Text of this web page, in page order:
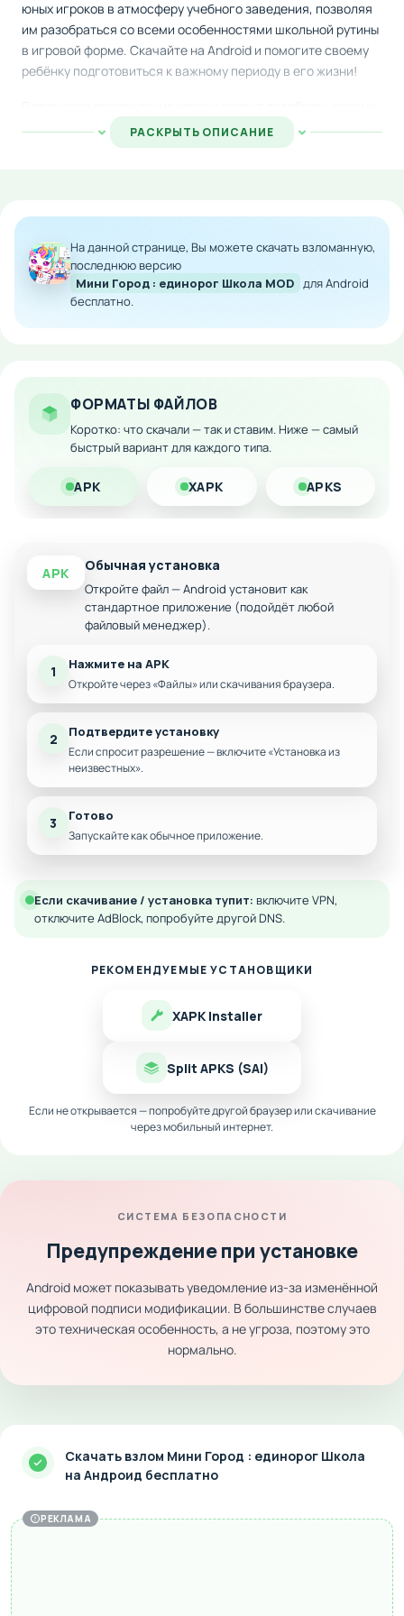
юных игроков в атмосферу учебного заведения, позволяя
им разобраться со всеми особенностями школьной рутины
в игровой форме. Скачайте на Android и помогите своему
ребёнку подготовиться к важному периоду в его жизни!
персонажу школьную одежду, собрать полный набор
необходимых принадлежностей и портфель, а также
Прогулка по различным учебным зонам принесёт радость
благодаря оригинальным мини-заданиям и головоломкам.
Ребёнок будет развивать логику, внимательность и
познавательные способности, не скучая ни секунды!
Полная свобода в выборе школьной формы и
Множество интерактивных локаций с
уникальным оформлением
Занимательные мини-игры и развивающие
Отсутствие в-приложений и агрессивной
рекламы
РАСКРЫТЬ ОПИСАНИЕ
На данной странице, Вы можете скачать взломанную,
последнюю версию
Мини Город : единорог Школа MOD для Android
бесплатно.
ФОРМАТЫ ФАЙЛОВ
Коротко: что скачали — так и ставим. Ниже — самый
быстрый вариант для каждого типа.
APK XAPK APKS
APK Обычная установка
Откройте файл — Android установит как
стандартное приложение (подойдёт любой
файловый менеджер).
1 Нажмите на APK
Откройте через «Файлы» или скачивания браузера.
2 Подтвердите установку
Если спросит разрешение — включите «Установка из
неизвестных».
3 Готово
Запускайте как обычное приложение.
Если скачивание / установка тупит: включите VPN,
отключите AdBlock, попробуйте другой DNS.
РЕКОМЕНДУЕМЫЕ УСТАНОВЩИКИ
XAPK Installer
Split APKS (SAI)
Если не открывается — попробуйте другой браузер или скачивание
через мобильный интернет.
СИСТЕМА БЕЗОПАСНОСТИ
Предупреждение при установке
Android может показывать уведомление из-за изменённой
цифровой подписи модификации. В большинстве случаев
это техническая особенность, а не угроза, поэтому это
нормально.
Скачать взлом Мини Город : единорог Школа
на Андроид бесплатно
РЕКЛАМА